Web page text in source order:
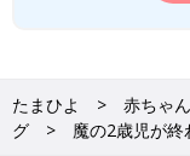
たまひよ 赤ちゃ
グ
魔の2歳児が終